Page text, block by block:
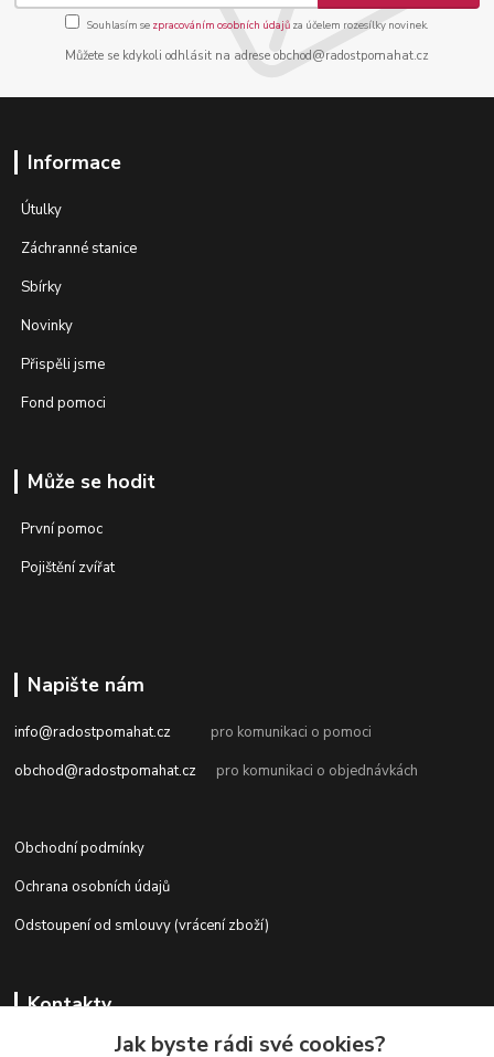
Souhlasím se zpracováním osobních údajů za účelem rozesílky novinek.
Můžete se kdykoli odhlásit na adrese obchod@radostpomahat.cz
Informace
Útulky
Záchranné stanice
Sbírky
Novinky
Přispěli jsme
Fond pomoci
Může se hodit
První pomoc
Pojištění zvířat
Napište nám
info@radostpomahat.cz pro komunikaci o pomoci
obchod@radostpomahat.cz pro komunikaci o objednávkách
Obchodní podmínky
Ochrana osobních údajů
Odstoupení od smlouvy (vrácení zboží)
Kontakty
Jak byste rádi své cookies?